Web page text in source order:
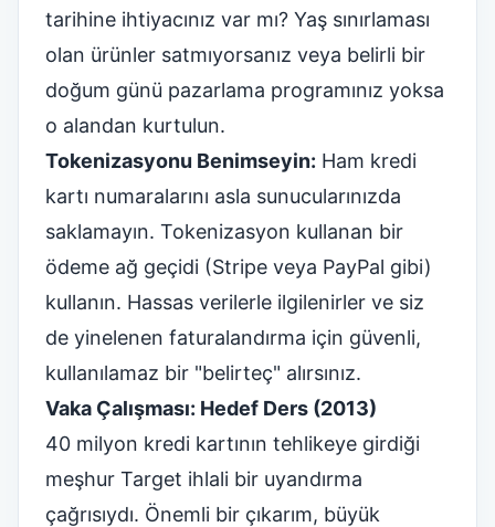
tarihine ihtiyacınız var mı? Yaş sınırlaması
olan ürünler satmıyorsanız veya belirli bir
doğum günü pazarlama programınız yoksa
o alandan kurtulun.
Tokenizasyonu Benimseyin: Ham kredi
kartı numaralarını asla sunucularınızda
saklamayın. Tokenizasyon kullanan bir
ödeme ağ geçidi (Stripe veya PayPal gibi)
kullanın. Hassas verilerle ilgilenirler ve siz
de yinelenen faturalandırma için güvenli,
kullanılamaz bir "belirteç" alırsınız.
Vaka Çalışması: Hedef Ders (2013)
40 milyon kredi kartının tehlikeye girdiği
meşhur Target ihlali bir uyandırma
çağrısıydı. Önemli bir çıkarım, büyük